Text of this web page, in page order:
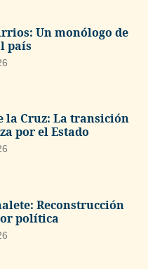
Un monólogo de
país
la Cruz: La transición
por el Estado
Reconstrucción
política